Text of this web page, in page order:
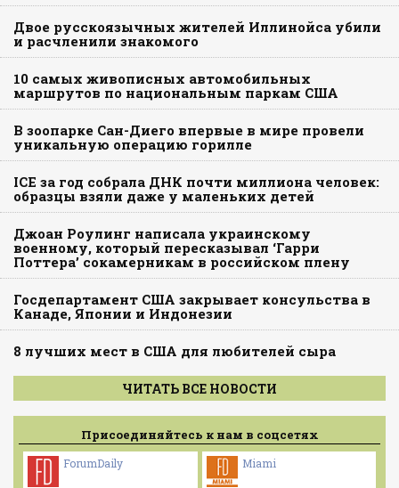
Двое русскоязычных жителей Иллинойса убили
и расчленили знакомого
10 самых живописных автомобильных
маршрутов по национальным паркам США
В зоопарке Сан-Диего впервые в мире провели
уникальную операцию горилле
ICE за год собрала ДНК почти миллиона человек:
образцы взяли даже у маленьких детей
Джоан Роулинг написала украинскому
военному, который пересказывал ‘Гарри
Поттера’ сокамерникам в российском плену
Госдепартамент США закрывает консульства в
Канаде, Японии и Индонезии
8 лучших мест в США для любителей сыра
ЧИТАТЬ ВСЕ НОВОСТИ
Присоединяйтесь к нам в соцсетях
ForumDaily Miami